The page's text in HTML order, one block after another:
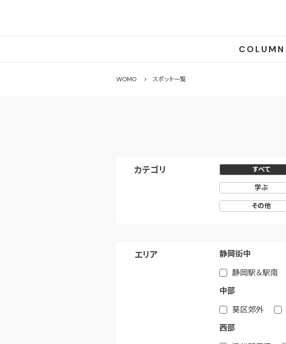
COLUMN
WOMO スポット一覧
カテゴリ すべて
学ぶ
その他
エリア
静岡街中
静岡駅＆駅南
中部
葵区郊外
西部